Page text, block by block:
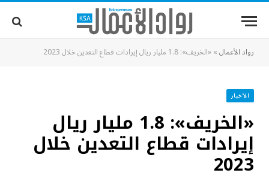
رواد الأعمال»«الخريف»: 1.8 مليار ريال إيرادات قطاع التعدين خلال 2023
الأخبار
«الخريف»: 1.8 مليار ريال
إيرادات قطاع التعدين خلال
2023